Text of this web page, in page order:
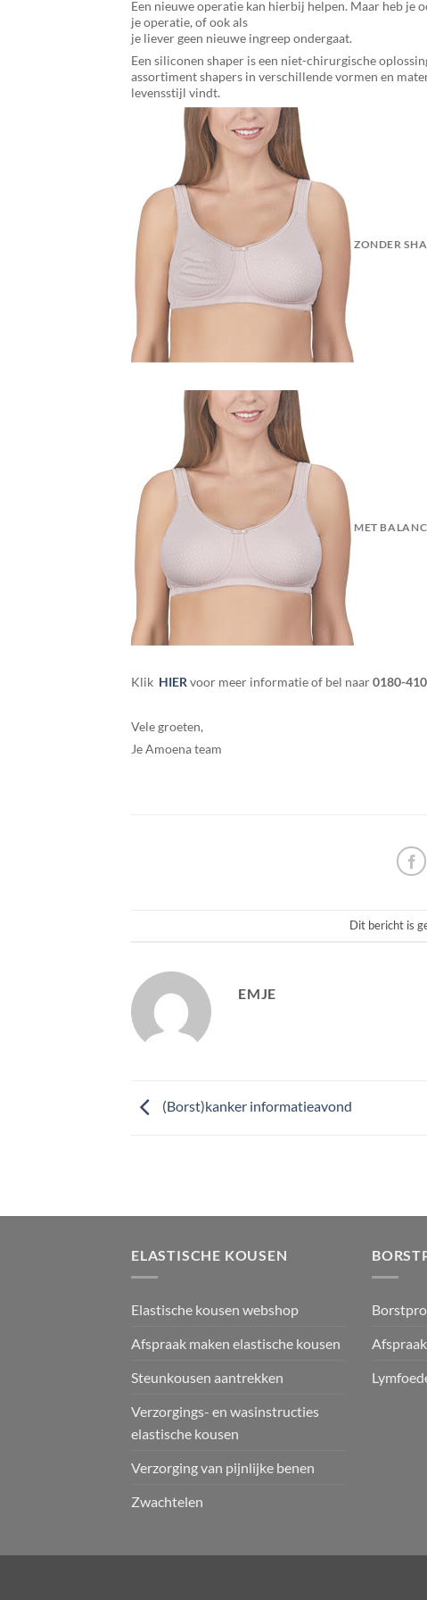
Een nieuwe operatie kan hierbij helpen. Maar heb je
je operatie, of ook als
je liever geen nieuwe ingreep ondergaat.
Een siliconen shaper is een niet-chirurgische
assortiment shapers in verschillende vormen en
levensstijl vindt.
ZONDER
MET
Klik HIER voor meer informatie of bel naar0180-
Vele groeten,
Je Amoena team
Dit bericht is
EMJE
(Borst)kanker informatieavond
ELASTISCHE KOUSEN
Elastische kousen webshop
Afspraak maken elastische kousen
Steunkousen aantrekken
Verzorgings- en wasinstructies
elastische kousen
Verzorging van pijnlijke benen
Zwachtelen